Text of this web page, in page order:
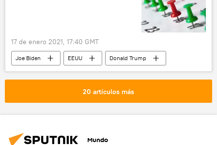
17 de enero 2021, 17:40 GMT
Joe Biden EEUU
Donald Trump
Serguéi Lavrov
7 días
20 artículos más
Mundo